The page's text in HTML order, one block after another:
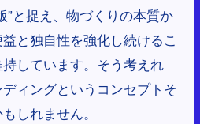
”と捉え、物づくりの本質か
と独自性を強化し続けるこ
しています。そう考えれ
ィングというコンセプトそ
しれません。